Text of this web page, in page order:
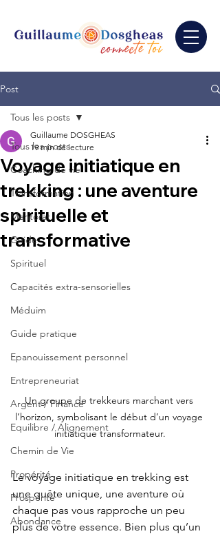
Post
Tous les posts
Coaching de vie
Transformation
Mentorat
Guide
Spirituel
Capacités extra-sensorielles
Méduim
Guide pratique
Epanouissement personnel
Entrepreneuriat
Argent / Finance
Equilibre / Alignement
Chemin de Vie
Propérité
Prospérité
Abondance
Tous les posts
Voyage initiatique en
trekking : une aventure
spirituelle et
transformative
Guillaume DOSGHEAS
19 min de lecture
Un groupe de trekkeurs marchant vers
l’horizon, symbolisant le début d’un voyage
initiatique transformateur.
Le voyage initiatique en trekking est
une quête unique, une aventure où
chaque pas vous rapproche un peu
plus de votre essence. Bien plus qu’un